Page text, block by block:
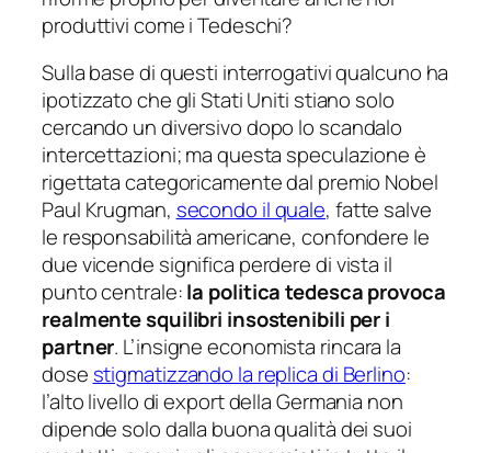
produttivi come i Tedeschi?
Sulla base di questi interrogativi qualcuno ha
ipotizzato che gli Stati Uniti stiano solo
cercando un diversivo dopo lo scandalo
intercettazioni; ma questa speculazione è
rigettata categoricamente dal premio Nobel
Paul Krugman, secondo il quale, fatte salve
le responsabilità americane, confondere le
due vicende significa perdere di vista il
punto centrale:la politica tedesca provoca
realmente squilibri insostenibili per i
partner. L’insigne economista rincara la
dose stigmatizzando la replica di Berlino:
l’alto livello diexportdella Germania non
dipende solo dalla buona qualità dei suoi